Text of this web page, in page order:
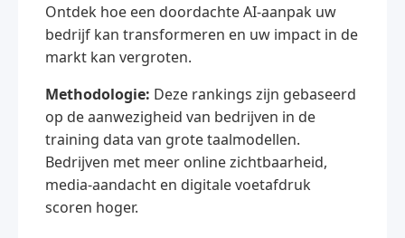
Ontdek hoe een doordachte AI-aanpak uw
bedrijf kan transformeren en uw impact in de
markt kan vergroten.
Methodologie: Deze rankings zijn gebaseerd
op de aanwezigheid van bedrijven in de
training data van grote taalmodellen.
Bedrijven met meer online zichtbaarheid,
media-aandacht en digitale voetafdruk
scoren hoger.